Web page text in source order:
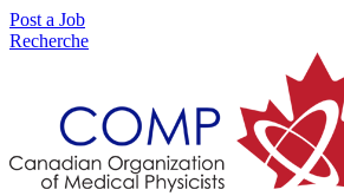
Post a Job
Recherche